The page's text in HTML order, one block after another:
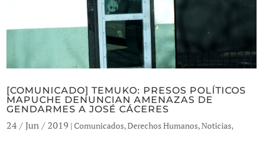
[COMUNICADO] TEMUKO: PRESOS POLÍTICOS
MAPUCHE DENUNCIAN AMENAZAS DE
GENDARMES A JOSÉ CÁCERES
24 / Jun / 2019 |Comunicados,Derechos Humanos,Noticias,